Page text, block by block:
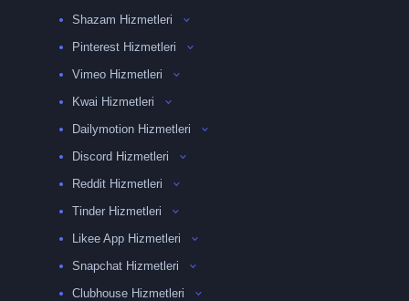
Shazam Hizmetleri
Pinterest Hizmetleri
Vimeo Hizmetleri
Kwai Hizmetleri
Dailymotion Hizmetleri
Discord Hizmetleri
Reddit Hizmetleri
Tinder Hizmetleri
Likee App Hizmetleri
Snapchat Hizmetleri
Clubhouse Hizmetleri